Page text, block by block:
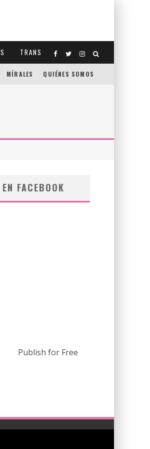
TRANS
MÍRALES QUIÉNES SOMOS
FACEBOOK
Publish for Free